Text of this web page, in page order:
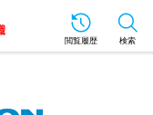
閲覧履歴 検索